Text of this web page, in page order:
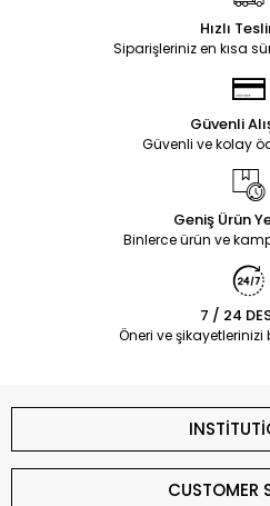
Hızlı
Siparişleriniz en kısa
Güvenli
Güvenli ve kolay
Geniş Ürün
Binlerce ürün ve
7 / 24
Öneri ve şikayetlerinizi
CUSTOMER